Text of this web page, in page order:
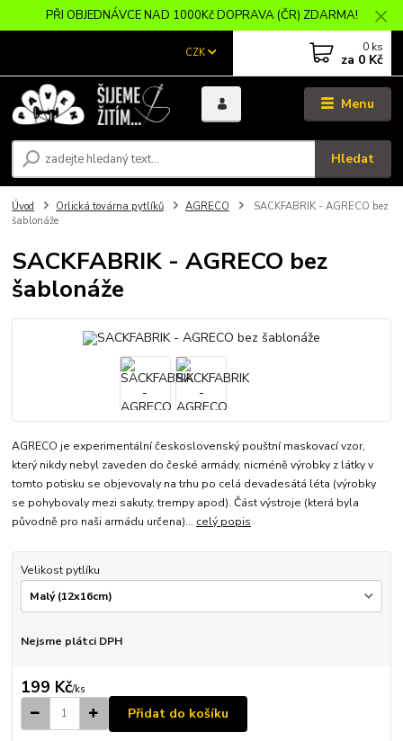
PŘI OBJEDNÁVCE NAD 1000Kč DOPRAVA (ČR) ZDARMA!
Menu
CZK
Hledat
0 ks
za 0 Kč
Úvod Orlická továrna pytlíků AGRECO
SACKFABRIK - AGRECO bez
šablonáže
SACKFABRIK - AGRECO bez
šablonáže
AGRECO je experimentální československý pouštní maskovací vzor,
který nikdy nebyl zaveden do české armády, nicméně výrobky z látky v
tomto potisku se objevovaly na trhu po celá devadesátá léta (výrobky
se pohybovaly mezi sakuty, trempy apod). Část výstroje (která byla
původně pro naši armádu určena)... celý popis
Velikost pytlíku
Nejsme plátci DPH
199 Kč/ks
Přidat do košíku